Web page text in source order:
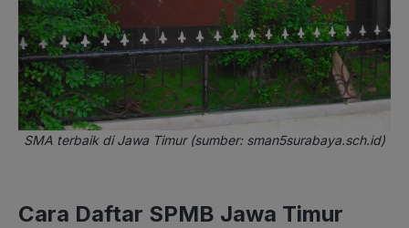
SMA terbaik di Jawa Timur (sumber: sman5surabaya.sch.id)
Cara Daftar SPMB Jawa Timur